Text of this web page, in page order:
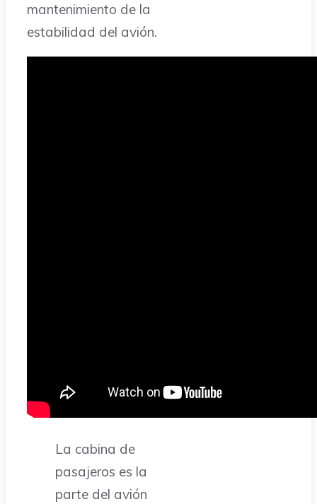
mantenimiento de la
estabilidad del avión.
La cabina de
pasajeros es la
parte del avión